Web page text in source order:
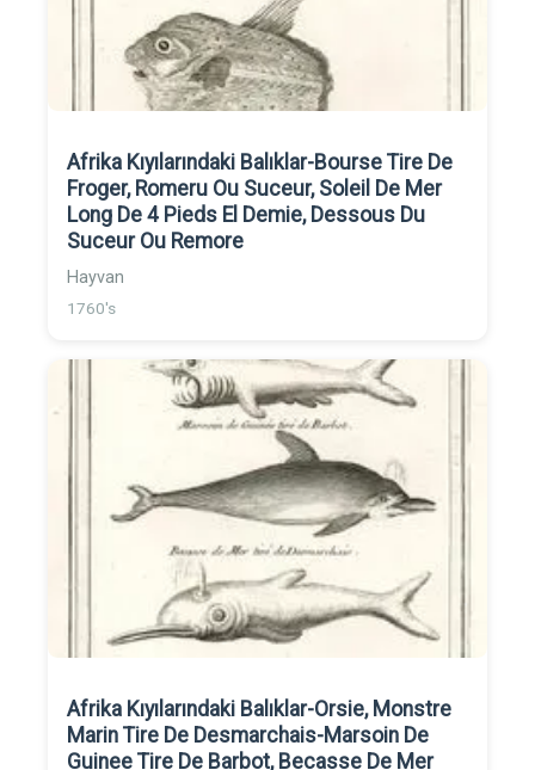
Afrika Kıyılarındaki Balıklar-Bourse Tire De
Froger, Romeru Ou Suceur, Soleil De Mer
Long De 4 Pieds El Demie, Dessous Du
Suceur Ou Remore
Hayvan
1760's
Afrika Kıyılarındaki Balıklar-Orsie, Monstre
Marin Tire De Desmarchais-Marsoin De
Guinee Tire De Barbot, Becasse De Mer